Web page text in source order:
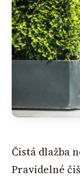
Čistá dlažba
Pravidelné